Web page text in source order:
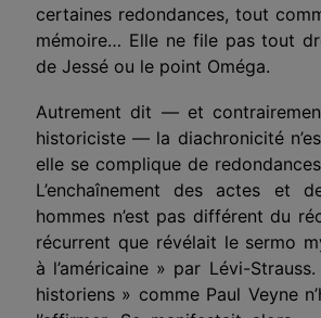
certaines redondances, tout
mémoire… Elle ne file pas tout
de Jessé ou le point Oméga.
Autrement dit — et
historiciste — la diachronicité
elle se complique de
L’enchaînement des actes et
hommes n’est pas différent du
récurrent que révélait le sermo
à l’américaine » par Lévi-
historiens » comme Paul Veyne